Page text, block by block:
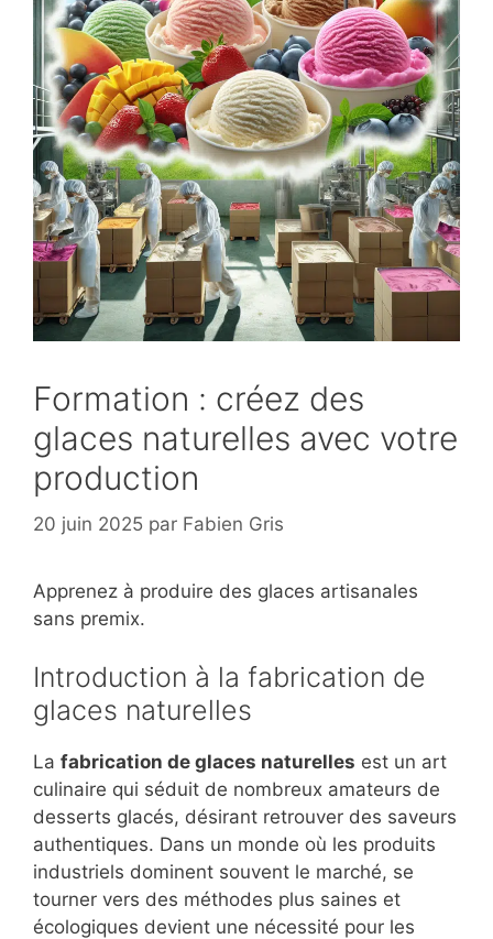
Formation : créez des
glaces naturelles avec votre
production
20 juin 2025 par Fabien Gris
Apprenez à produire des glaces artisanales
sans premix.
Introduction à la fabrication de
glaces naturelles
La fabrication de glaces naturelles est un art
culinaire qui séduit de nombreux amateurs de
desserts glacés, désirant retrouver des saveurs
authentiques. Dans un monde où les produits
industriels dominent souvent le marché, se
tourner vers des méthodes plus saines et
écologiques devient une nécessité pour les